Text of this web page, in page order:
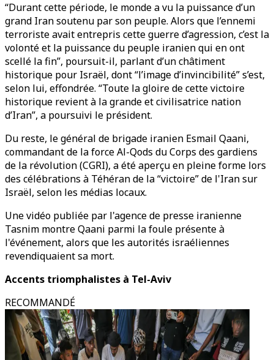
“Durant cette période, le monde a vu la puissance d’un
grand Iran soutenu par son peuple. Alors que l’ennemi
terroriste avait entrepris cette guerre d’agression, c’est la
volonté et la puissance du peuple iranien qui en ont
scellé la fin”, poursuit-il, parlant d’un châtiment
historique pour Israël, dont “l’image d’invincibilité” s’est,
selon lui, effondrée. “Toute la gloire de cette victoire
historique revient à la grande et civilisatrice nation
d’Iran”, a poursuivi le président.
Du reste, le général de brigade iranien Esmail Qaani,
commandant de la force Al-Qods du Corps des gardiens
de la révolution (CGRI), a été aperçu en pleine forme lors
des célébrations à Téhéran de la “victoire” de l'Iran sur
Israël, selon les médias locaux.
Une vidéo publiée par l'agence de presse iranienne
Tasnim montre Qaani parmi la foule présente à
l'événement, alors que les autorités israéliennes
revendiquaient sa mort.
Accents triomphalistes à Tel-Aviv
RECOMMANDÉ